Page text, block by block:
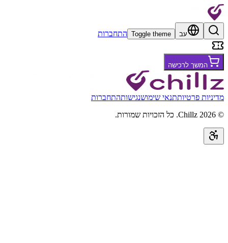
עב Toggle theme התחברות
המשך לרכישה
מדיניות פרטיותתנאי שימושנגישותהתחברות
©
2026
Chillz
. כל הזכויות שמורות.